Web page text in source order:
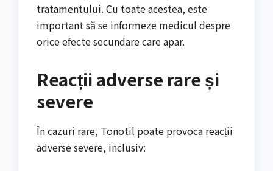
tratamentului. Cu toate acestea, este
important să se informeze medicul despre
orice efecte secundare care apar.
Reacții adverse rare și
severe
În cazuri rare, Tonotil poate provoca reacții
adverse severe, inclusiv: